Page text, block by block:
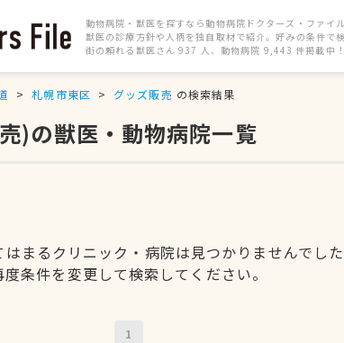
動物病院・獣医を探すなら動物病院ドクターズ・ファイル
獣医の診療方針や人柄を独自取材で紹介。好みの条件で検
街の頼れる獣医さん 937 人、動物病院 9,443 件掲載中
札幌市東区 グッズ販売 の検索結果
)の獣医・動物病院一覧
まるクリニック・病院は見つかりませんでした
度条件を変更して検索してください。
1